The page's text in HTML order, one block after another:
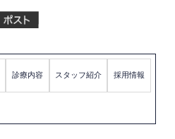
診療内容 スタッフ紹介 採用情報